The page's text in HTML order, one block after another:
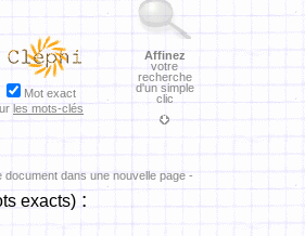
Mot exact
les mots-clés
Affinez
votre
recherche
d'un simple
clic
dans une nouvelle page -
exacts) :